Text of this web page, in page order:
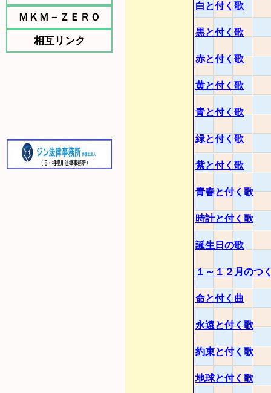
ＭＫＭ－ＺＥＲＯ
相互リンク
白と付く歌
黒と付く歌
赤と付く歌
黄と付く歌
青と付く歌
緑と付く歌
紫と付く歌
青春と付く歌
時計と付く歌
誕生日の歌
１～１２月のつ
命と付く曲
永遠と付く歌
約束と付く歌
地球と付く歌